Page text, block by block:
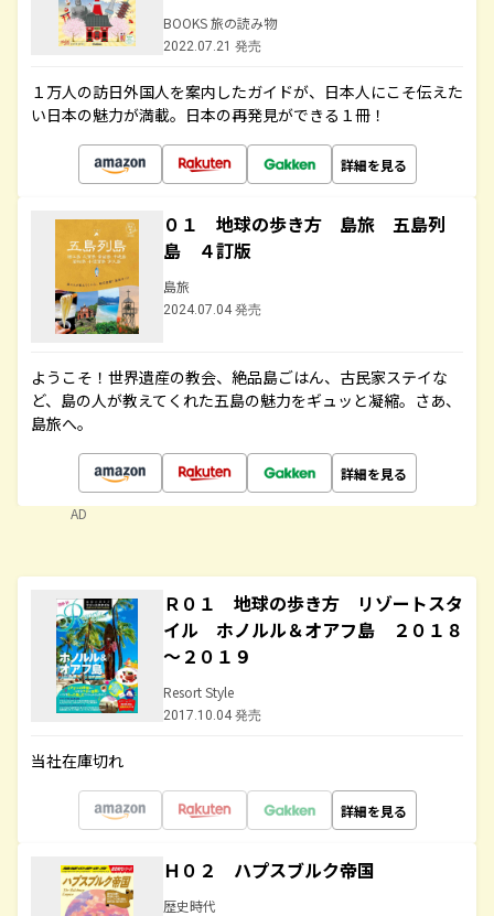
BOOKS 旅の読み物
2022.07.21 発売
１万人の訪日外国人を案内したガイドが、日本人にこそ伝えた
い日本の魅力が満載。日本の再発見ができる１冊！
詳細を見る
０１ 地球の歩き方 島旅 五島列
島 ４訂版
島旅
2024.07.04 発売
ようこそ！世界遺産の教会、絶品島ごはん、古民家ステイな
ど、島の人が教えてくれた五島の魅力をギュッと凝縮。さあ、
島旅へ。
詳細を見る
AD
Ｒ０１ 地球の歩き方 リゾートスタ
イル ホノルル＆オアフ島 ２０１８
～２０１９
Resort Style
2017.10.04 発売
当社在庫切れ
詳細を見る
Ｈ０２ ハプスブルク帝国
歴史時代